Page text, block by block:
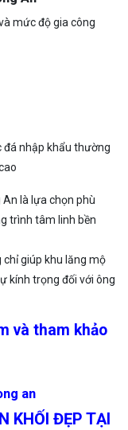
mức độ gia công
nhập khẩu thường
là lựa chọn phù
trình tâm linh bền
giúp khu lăng mộ
kính trọng đối với ông
và tham khảo
an
KHỐI ĐẸP TẠI